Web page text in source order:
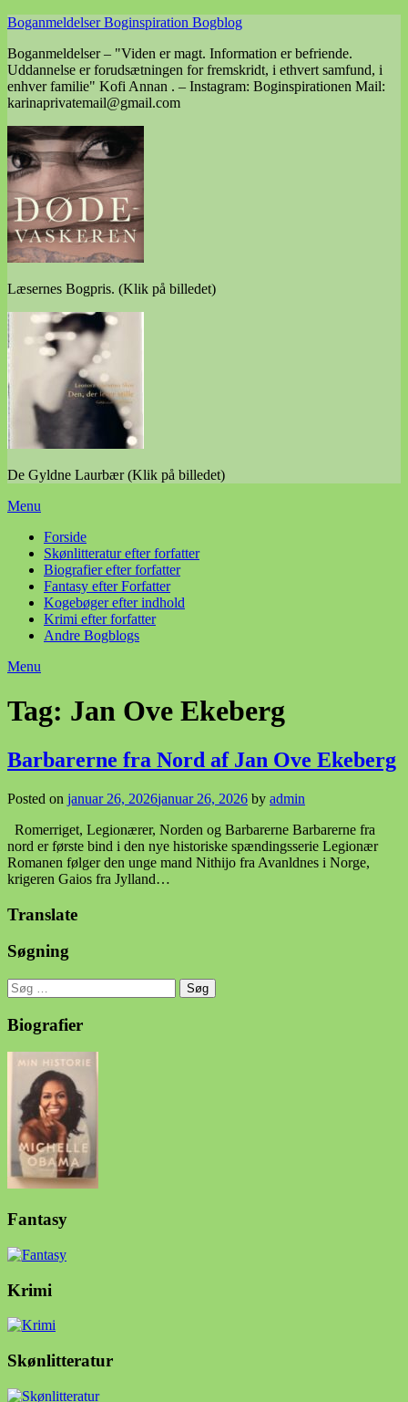
Skip
content
Boganmeldelser Boginspiration Bogblog
Boganmeldelser – "Viden er magt. Information er befriende.
Uddannelse er forudsætningen for fremskridt, i ethvert samfund, i
enhver familie" Kofi Annan . – Instagram: Boginspirationen Mail:
karinaprivatemail@gmail.com
Læsernes Bogpris. (Klik på billedet)
De Gyldne Laurbær (Klik på billedet)
Menu
Forside
Skønlitteratur efter forfatter
Biografier efter forfatter
Fantasy efter Forfatter
Kogebøger efter indhold
Krimi efter forfatter
Andre Bogblogs
Menu
Tag: Jan Ove Ekeberg
Barbarerne fra Nord af Jan Ove Ekeberg
Posted on januar 26, 2026januar 26, 2026 by admin
Romerriget, Legionærer, Norden og Barbarerne Barbarerne fra
nord er første bind i den nye historiske spændingsserie Legionær
Romanen følger den unge mand Nithijo fra Avanldnes i Norge,
krigeren Gaios fra Jylland…
Translate
Søgning
Søg
efter:
Biografier
Fantasy
Krimi
Skønlitteratur